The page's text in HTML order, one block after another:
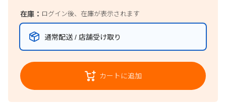
在庫： ログイン後、在庫が表示されます
通常配送 / 店舗受け取り
カートに追加